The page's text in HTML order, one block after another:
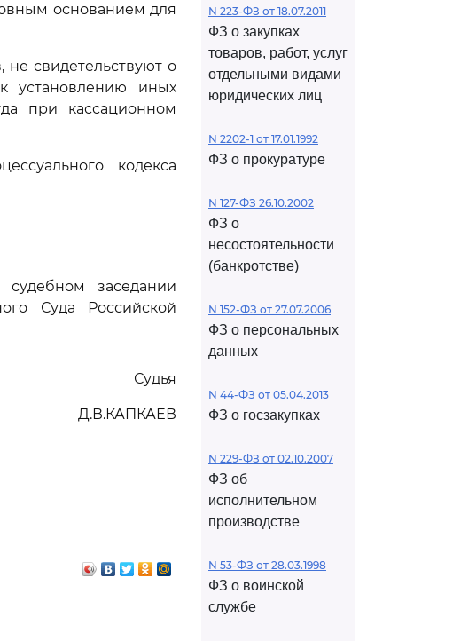
основанием для
свидетельствуют о
установлению иных
при кассационном
кодекса
заседании
Суда Российской
Судья
Д.В.КАПКАЕВ
N 223-ФЗ от 18.07.2011
ФЗ о закупках
товаров, работ, услуг
отдельными видами
юридических лиц
N 2202-1 от 17.01.1992
ФЗ о прокуратуре
N 127-ФЗ 26.10.2002
ФЗ о
несостоятельности
(банкротстве)
N 152-ФЗ от 27.07.2006
ФЗ о персональных
данных
N 44-ФЗ от 05.04.2013
ФЗ о госзакупках
N 229-ФЗ от 02.10.2007
ФЗ об
исполнительном
производстве
N 53-ФЗ от 28.03.1998
ФЗ о воинской
службе